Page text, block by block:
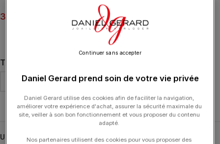
3 250.00
TAILLE DE DOIGT
Effacer
UGS :
267212
Daniel Gerard prend soin de votre vie privée
Daniel Gerard utilise des cookies afin de faciliter la navigation,
améliorer votre expérience d'achat, assurer la sécurité maximale du
site, veiller à son bon fonctionnement et vous proposer du contenu
adapté.
Nos partenaires utilisent des cookies pour vous proposer des
Continuer sans accepter